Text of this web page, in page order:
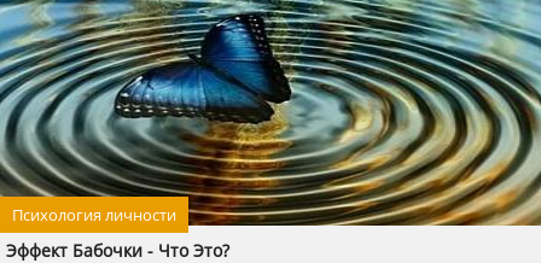
Психология личности
Эффект Бабочки - Что Это?